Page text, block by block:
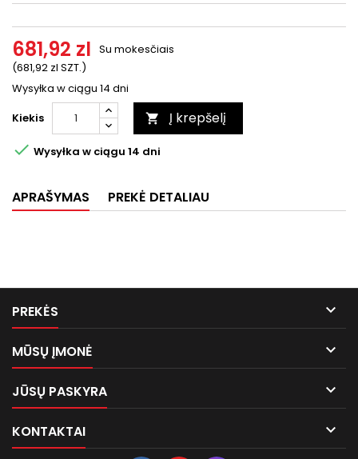
681,92 zl
(681,92 zl SZT.)
Su mokesčiais
Wysyłka w ciągu 14 dni
Kiekis
 Į krepšelį
 Wysyłka w ciągu 14 dni
APRAŠYMAS PREKĖ DETALIAU
PREKĖS 
MŪSŲ ĮMONĖ 
JŪSŲ PASKYRA 
KONTAKTAI 